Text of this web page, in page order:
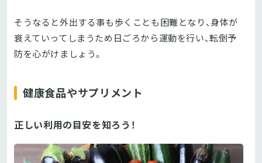
そうなると外出する事も歩くことも困難となり、身体が
衰えていってしまうため日ごろから運動を行い、転倒予
防を心がけましょう。
健康食品やサプリメント
正しい利用の目安を知ろう！